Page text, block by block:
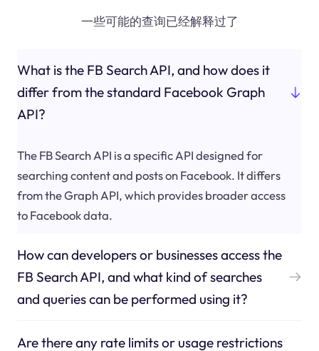
一些可能的查询已经解释过了
What is the FB Search API, and how does it
differ from the standard Facebook Graph
API?
The FB Search API is a specific API designed for
searching content and posts on Facebook. It differs
from the Graph API, which provides broader access
to Facebook data.
How can developers or businesses access the
FB Search API, and what kind of searches
and queries can be performed using it?
Are there any rate limits or usage restrictions